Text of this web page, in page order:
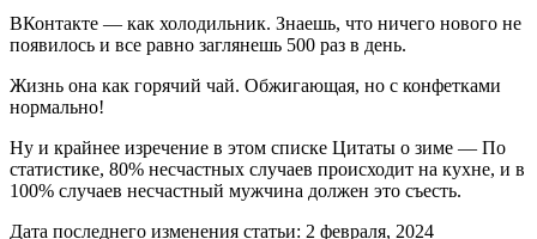
ВКонтакте — как холодильник. Знаешь, что ничего нового не
появилось и все равно заглянешь 500 раз в день.
Жизнь она как горячий чай. Обжигающая, но с конфетками
нормально!
Ну и крайнее изречение в этом списке Цитаты о зиме — По
статистике, 80% несчастных случаев происходит на кухне, и в
100% случаев несчастный мужчина должен это съесть.
Дата последнего изменения статьи: 2 февраля, 2024